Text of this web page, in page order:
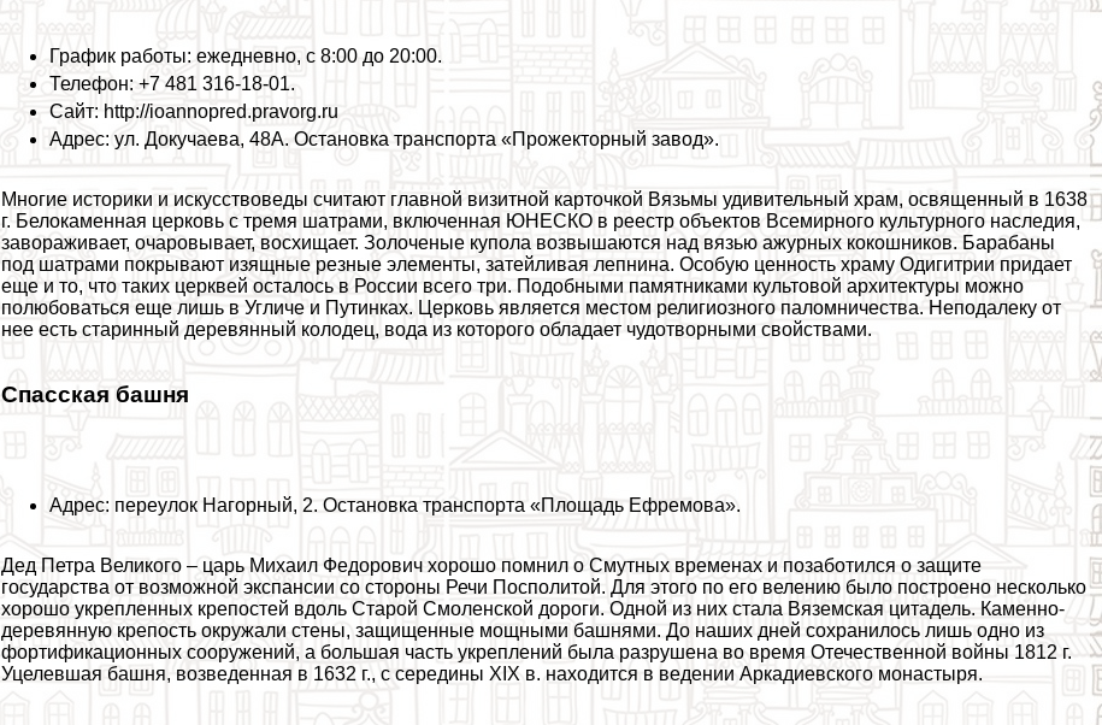
График работы: ежедневно, с 8:00 до 20:00.
Телефон: +7 481 316-18-01.
Сайт: http://ioannopred.pravorg.ru
Адрес: ул. Докучаева, 48А. Остановка трaнcпорта «Прожекторный завод».
Многие историки и искусствоведы считают главной визитной карточкой Вязьмы удивительный храм, освященный в 1638
г. Белокаменная церковь с тремя шатрами, включенная ЮНЕСКО в реестр объектов Всемирного культурного наследия,
завораживает, очаровывает, восхищает. Золоченые купола возвышаются над вязью ажурных кокошников. Баpaбаны
под шатрами покрывают изящные резные элементы, затейливая лепнина. Особую ценность храму Одигитрии придает
еще и то, что таких церквей осталось в России всего три. Подобными памятниками культовой архитектуры можно
полюбоваться еще лишь вУгличе и Путинках. Церковь является местом религиозного паломничества. Неподалеку от
нее есть старинный деревянный колодец, вода из которого обладает чудотворными свойствами.
Спасская башня
Адрес: переулок Нагорный, 2. Остановка трaнcпорта «Площадь Ефремова».
Дед Петра Великого – царь Михаил Федорович хорошо помнил о Смутных временах и позаботился о защите
государства от возможной экспансии со стороны Речи Посполитой. Для этого по его велению было построено несколько
хорошо укрепленных крепостей вдоль Старой Смоленской дороги. Одной из них стала Вяземская цитадель. Каменно-
деревянную крепость окружали стены, защищенные мощными башнями. До наших дней сохранилось лишь одно из
фортификационных сооружений, а большая часть укреплений была разрушена во время Отечественной войны 1812 г.
Уцелевшая башня, возведенная в 1632 г., с середины XIX в. находится в ведении Аркадиевского монастыря.